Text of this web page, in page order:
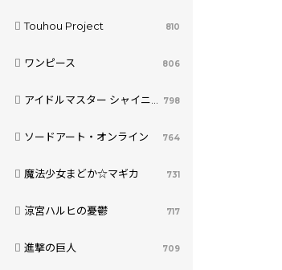
Touhou Project 810
ワンピース 806
アイドルマスター シャイニーカラーズ 798
ソードアート・オンライン 764
魔法少女まどか☆マギカ 731
涼宮ハルヒの憂鬱 717
進撃の巨人 709